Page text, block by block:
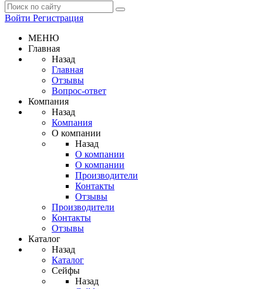
Войти Регистрация
МЕНЮ
Главная
Назад
Главная
Отзывы
Вопрос-ответ
Компания
Назад
Компания
О компании
Назад
О компании
О компании
Производители
Контакты
Отзывы
Производители
Контакты
Отзывы
Каталог
Назад
Каталог
Сейфы
Назад